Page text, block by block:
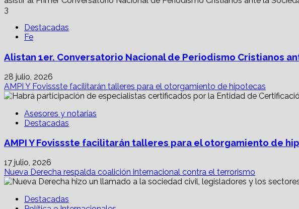
3
Destacadas
Fe
Alistan 1er. Conversatorio Nacional de Periodismo Cristianos
28 julio, 2026
AMPI Y Fovissste facilitarán talleres para el otorgamiento de hipotecas
Asesores y notarías
Destacadas
AMPI Y Fovissste facilitarán talleres para el otorgamiento de
17 julio, 2026
Nueva Derecha respalda coalición internacional contra el terrorismo
Destacadas